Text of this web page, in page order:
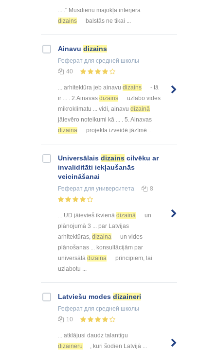
... ." Mūsdienu mājokļa interjera
dizains
balstās ne tikai ...
Ainavu dizains
Реферат для средней школы
40
... arhitektūra jeb ainavu dizains
- tā
ir ... . 2.Ainavas dizains
uzlabo vides
mikroklimatu ... vidi, ainavu dizainā
jāievēro noteikumi kā ... . 5. Ainavas
dizaina
projekta izveidē jāzīmē ...
Universālais dizains cilvēku ar
invaliditāti iekļaušanās
veicināšanai
Реферат для университета 8
... UD jāievieš ikvienā dizainā
un
plānojumā 3 ... par Latvijas
arhitektūras, dizaina
un vides
plānošanas ... konsultācijām par
universālā dizaina
principiem, lai
uzlabotu ...
Latviešu modes dizaineri
Реферат для средней школы
10
... atklājusi daudz talantīgu
dizaineru
, kuri šodien Latvijā ...